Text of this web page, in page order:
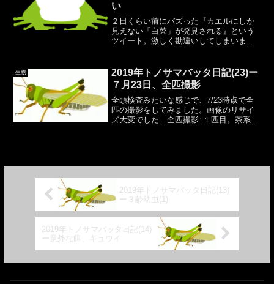
い
２日くらい前にバズった『カエルにしか
見えない「白菜」が発見される』という
ツイート。激しく勘違いしてしまいまし
「何色の白菜？人間から見ればきっと透
明か。カエル以外には見えな...
生物
2019年トノサマバッタ日記(23)ー
７月23日、全匹撮影
全頭検査みたいな感じで、7/23時点で全
匹の撮影をしてみました。画像のリサイ
ズ大変でした…全匹撮影↑１匹目。茶系の
2019年トノサマバッタ日記(13)
ー３齢幼虫(1)
2019年トノサマバッタ日記(14)
ー意外な餌、キュウイ